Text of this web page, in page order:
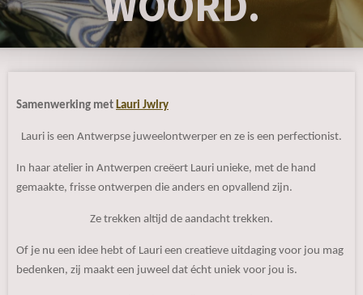
Samenwerking met Lauri Jwlry
Lauri is een Antwerpse juweelontwerper en ze is een perfectionist.
In haar atelier in Antwerpen creëert Lauri unieke, met de hand
gemaakte, frisse ontwerpen die anders en opvallend zijn.
Ze trekken altijd de aandacht trekken.
Of je nu een idee hebt of Lauri een creatieve uitdaging voor jou mag
bedenken, zij maakt een juweel dat écht uniek voor jou is.